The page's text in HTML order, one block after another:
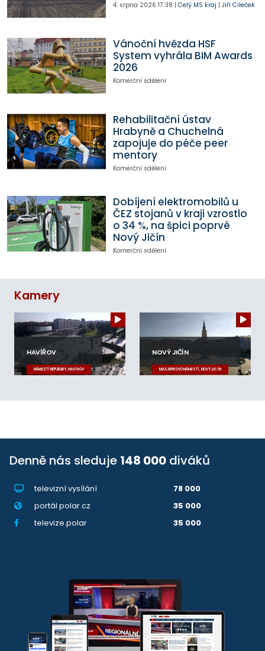
4. srpna 2026 17:38 | Celý MS kraj | Jiří Cileček
Vánoční hvězda HSF
System vyhrála BIM Awards
2026
Komerční sdělení
Rehabilitační ústav
Hrabyně a Chuchelná
zapojuje do péče peer
mentory
Komerční sdělení
Dobíjení elektromobilů u
ČEZ stojanů v kraji vzrostlo
o 34 %, na špici poprvé
Nový Jičín
Komerční sdělení
Kamery
HAVÍŘOV
NÁMĚSTÍ REPUBLIKY, HAVÍŘOV
NOVÝ JIČÍN
MASARYKOVO NÁMĚSTÍ, NOVÝ JIČÍN
Denně nás sleduje 148 000 diváků
televizní vysílání
78 000
portál polar.cz
35 000
televize.polar
35 000